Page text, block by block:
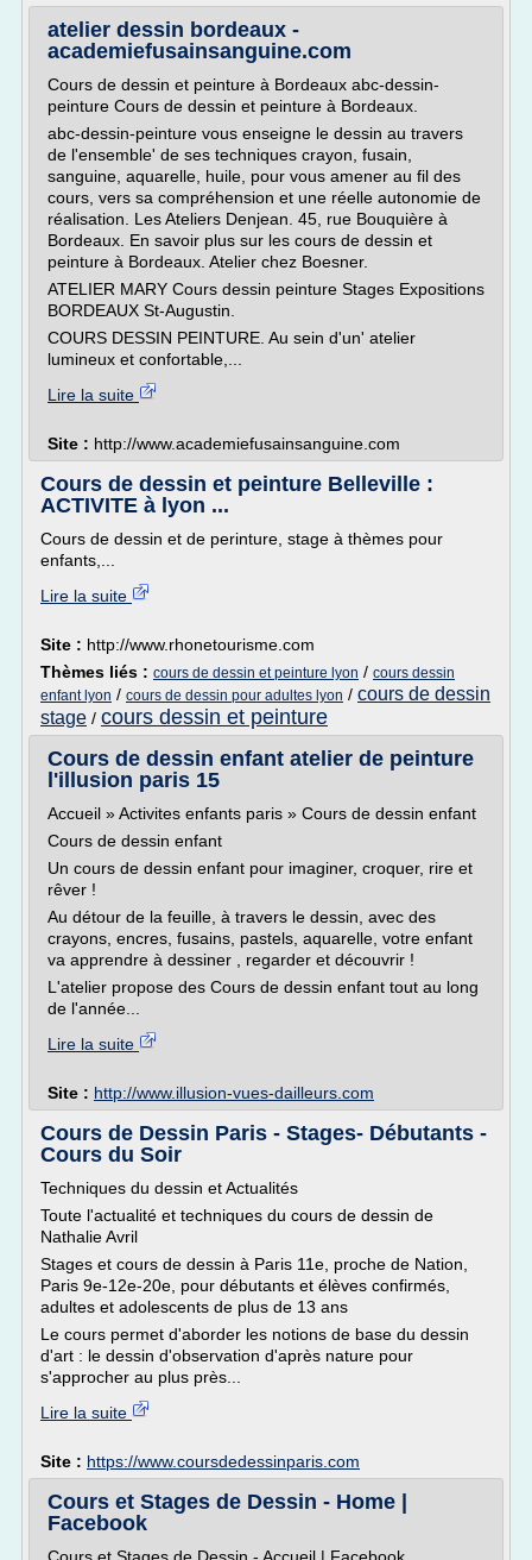
atelier dessin bordeaux -
academiefusainsanguine.com
Cours de dessin et peinture à Bordeaux abc-dessin-
peinture Cours de dessin et peinture à Bordeaux.
abc-dessin-peinture vous enseigne le dessin au travers
de l'ensemble' de ses techniques crayon, fusain,
sanguine, aquarelle, huile, pour vous amener au fil des
cours, vers sa compréhension et une réelle autonomie de
réalisation. Les Ateliers Denjean. 45, rue Bouquière à
Bordeaux. En savoir plus sur les cours de dessin et
peinture à Bordeaux. Atelier chez Boesner.
ATELIER MARY Cours dessin peinture Stages Expositions
BORDEAUX St-Augustin.
COURS DESSIN PEINTURE. Au sein d'un' atelier
lumineux et confortable,...
Lire la suite
Site : http://www.academiefusainsanguine.com
Cours de dessin et peinture Belleville :
ACTIVITE à lyon ...
Cours de dessin et de perinture, stage à thèmes pour
enfants,...
Lire la suite
Site : http://www.rhonetourisme.com
Thèmes liés : cours de dessin et peinture lyon / cours dessin
enfant lyon / cours de dessin pour adultes lyon / cours de dessin
stage / cours dessin et peinture
Cours de dessin enfant atelier de peinture
l'illusion paris 15
Accueil » Activites enfants paris » Cours de dessin enfant
Cours de dessin enfant
Un cours de dessin enfant pour imaginer, croquer, rire et
rêver !
Au détour de la feuille, à travers le dessin, avec des
crayons, encres, fusains, pastels, aquarelle, votre enfant
va apprendre à dessiner , regarder et découvrir !
L'atelier propose des Cours de dessin enfant tout au long
de l'année...
Lire la suite
Site : http://www.illusion-vues-dailleurs.com
Cours de Dessin Paris - Stages- Débutants -
Cours du Soir
Techniques du dessin et Actualités
Toute l'actualité et techniques du cours de dessin de
Nathalie Avril
Stages et cours de dessin à Paris 11e, proche de Nation,
Paris 9e-12e-20e, pour débutants et élèves confirmés,
adultes et adolescents de plus de 13 ans
Le cours permet d'aborder les notions de base du dessin
d'art : le dessin d'observation d'après nature pour
s'approcher au plus près...
Lire la suite
Site : https://www.coursdedessinparis.com
Cours et Stages de Dessin - Home |
Facebook